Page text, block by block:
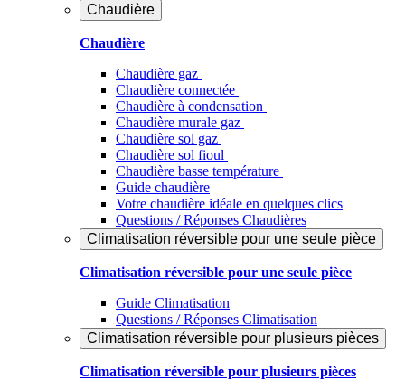
Chaudière
Chaudière
Chaudière gaz
Chaudière connectée
Chaudière à condensation
Chaudière murale gaz
Chaudière sol gaz
Chaudière sol fioul
Chaudière basse température
Guide chaudière
Votre chaudière idéale en quelques clics
Questions / Réponses Chaudières
Climatisation réversible pour une seule pièce
Climatisation réversible pour une seule pièce
Guide Climatisation
Questions / Réponses Climatisation
Climatisation réversible pour plusieurs pièces
Climatisation réversible pour plusieurs pièces